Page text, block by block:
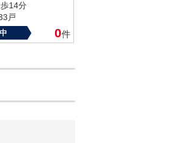
14分
戸
年
0件